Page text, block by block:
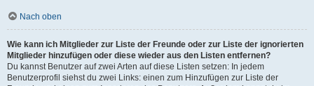
Nach oben
Wie kann ich Mitglieder zur Liste der Freunde oder zur Liste der ignorierten
Mitglieder hinzufügen oder diese wieder aus den Listen entfernen?
Du kannst Benutzer auf zwei Arten auf diese Listen setzen: In jedem
Benutzerprofil siehst du zwei Links: einen zum Hinzufügen zur Liste der